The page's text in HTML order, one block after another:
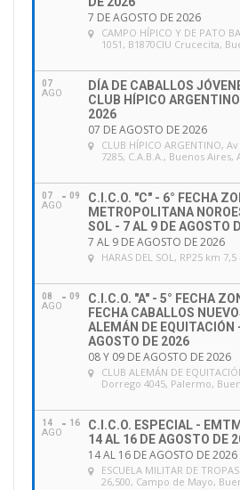
7 DE AGOSTO DE 2026
CAMPO HÍPICO Y DE PATO
1051, B1870CIU Crucecita,
07
AGO
DÍA DE CABALLOS
CLUB HÍPICO
2026
07 DE AGOSTO DE 2026
CLUB HÍPICO ARGENTINO,
7285, C.A.B.A., Buenos Aires,
07
AGO
09
C.I.C.O. "C" - 6° FECHA
METROPOLITANA
SOL - 7 AL 9 DE AGOSTO
7 AL 9 DE AGOSTO DE 2026
HARAS DEL SOL, RP25 km 7,5
08
AGO
09
C.I.C.O. "A" - 5° FECHA
FECHA CABALLOS
ALEMÁN DE EQUITACIÓN
AGOSTO DE 2026
08 Y 09 DE AGOSTO DE 2026
CLUB ALEMÁN DE
Dorrego 4045, Palermo,
14
AGO
16
C.I.C.O. ESPECIAL -
14 AL 16 DE AGOSTO DE
14 AL 16 DE AGOSTO DE 2026
ESCUELA MILITAR DE
26,500, Campo de Mayo,